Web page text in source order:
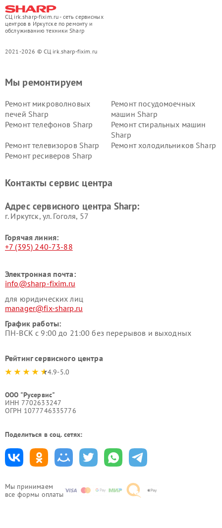
СЦ irk.sharp-fixim.ru - сеть сервисных
центров в Иркутске по ремонту и
обслуживанию техники Sharp
2021-2026 © СЦ irk.sharp-fixim.ru
Мы принимаем
все формы оплаты
Мы ремонтируем
Ремонт микроволновых
печей Sharp
Ремонт посудомоечных
машин Sharp
Ремонт телефонов Sharp
Ремонт стиральных машин
Sharp
Ремонт телевизоров Sharp
Ремонт холодильников Sharp
Ремонт ресиверов Sharp
Контакты сервис центра
Адрес сервисного центра Sharp:
г. Иркутск, ул. ​Гоголя, 57
Горячая линия:
+7 (395) 240-73-88
Электронная почта:
info@sharp-fixim.ru
для юридических лиц
manager@fix-sharp.ru
График работы:
ПН-ВСК с 9:00 до 21:00 без перерывов и выходных
Рейтинг сервисного центра
4.9-5.0
ООО "Русервис"
ИНН 7702633247
ОГРН 1077746335776
Поделиться в соц. сетях: